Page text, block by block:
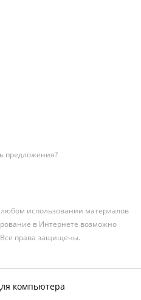
предложения?
использовании материалов
в Интернете возможно
права защищены.
компьютера